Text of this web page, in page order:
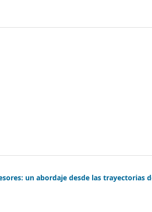
un abordaje desde las trayectorias